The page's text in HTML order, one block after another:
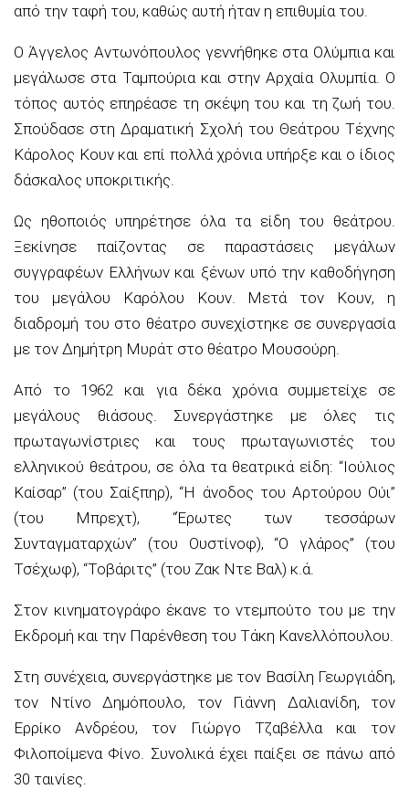
από την ταφή του, καθώς αυτή ήταν η επιθυμία του.
Ο Άγγελος Αντωνόπουλος γεννήθηκε στα Ολύμπια και
μεγάλωσε στα Ταμπούρια και στην Αρχαία Ολυμπία. Ο
τόπος αυτός επηρέασε τη σκέψη του και τη ζωή του.
Σπούδασε στη Δραματική Σχολή του Θεάτρου Τέχνης
Κάρολος Κουν και επί πολλά χρόνια υπήρξε και ο ίδιος
δάσκαλος υποκριτικής.
Ως ηθοποιός υπηρέτησε όλα τα είδη του θεάτρου.
Ξεκίνησε παίζοντας σε παραστάσεις μεγάλων
συγγραφέων Ελλήνων και ξένων υπό την καθοδήγηση
του μεγάλου Καρόλου Κουν. Μετά τον Κουν, η
διαδρομή του στο θέατρο συνεχίστηκε σε συνεργασία
με τον Δημήτρη Μυράτ στο θέατρο Μουσούρη.
Από το 1962 και για δέκα χρόνια συμμετείχε σε
μεγάλους θιάσους. Συνεργάστηκε με όλες τις
πρωταγωνίστριες και τους πρωταγωνιστές του
ελληνικού θεάτρου, σε όλα τα θεατρικά είδη: “Ιούλιος
Καίσαρ” (του Σαίξπηρ), “Η άνοδος του Αρτούρου Ούι”
(του Μπρεχτ), “Έρωτες των τεσσάρων
Συνταγματαρχών” (του Ουστίνοφ), “Ο γλάρος” (του
Τσέχωφ), “Τοβάριτς” (του Ζακ Ντε Βαλ) κ.ά.
Στον κινηματογράφο έκανε το ντεμπούτο του με την
Εκδρομή και την Παρένθεση του Τάκη Κανελλόπουλου.
Στη συνέχεια, συνεργάστηκε με τον Βασίλη Γεωργιάδη,
τον Ντίνο Δημόπουλο, τον Γιάννη Δαλιανίδη, τον
Ερρίκο Ανδρέου, τον Γιώργο Τζαβέλλα και τον
Φιλοποίμενα Φίνο. Συνολικά έχει παίξει σε πάνω από
30 ταινίες.